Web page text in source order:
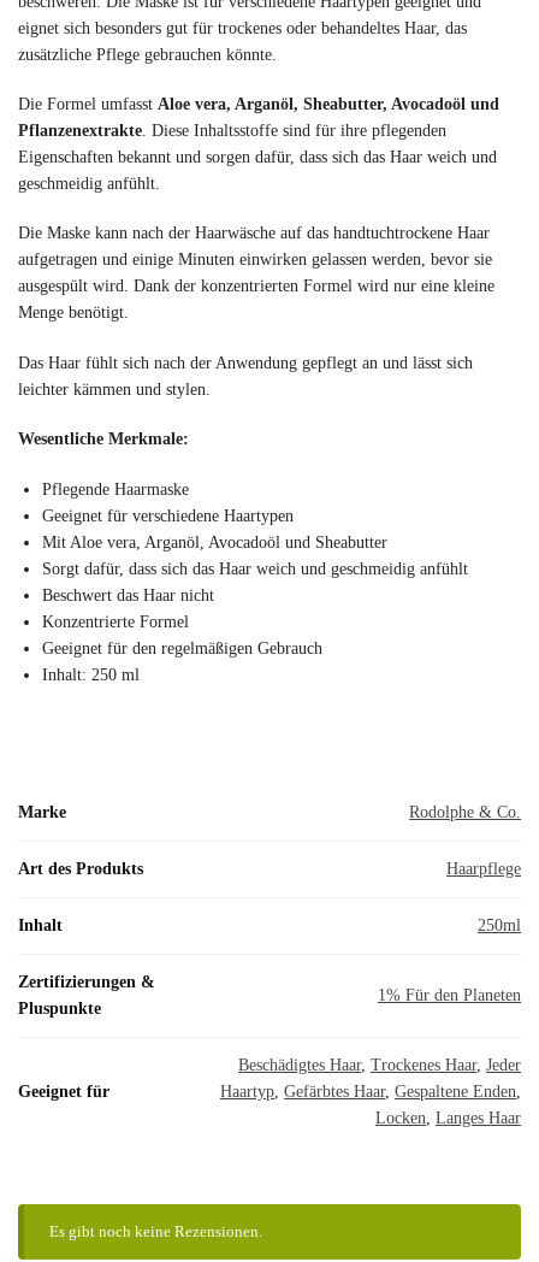
eignet sich besonders gut für trockenes oder behandeltes Haar, das
zusätzliche Pflege gebrauchen könnte.
Die Formel umfasst Aloe vera, Arganöl, Sheabutter, Avocadoöl und
Pflanzenextrakte. Diese Inhaltsstoffe sind für ihre pflegenden
Eigenschaften bekannt und sorgen dafür, dass sich das Haar weich und
geschmeidig anfühlt.
Die Maske kann nach der Haarwäsche auf das handtuchtrockene Haar
aufgetragen und einige Minuten einwirken gelassen werden, bevor sie
ausgespült wird. Dank der konzentrierten Formel wird nur eine kleine
Menge benötigt.
Das Haar fühlt sich nach der Anwendung gepflegt an und lässt sich
leichter kämmen und stylen.
Wesentliche Merkmale:
Pflegende Haarmaske
Geeignet für verschiedene Haartypen
Mit Aloe vera, Arganöl, Avocadoöl und Sheabutter
Sorgt dafür, dass sich das Haar weich und geschmeidig anfühlt
Beschwert das Haar nicht
Konzentrierte Formel
Geeignet für den regelmäßigen Gebrauch
Inhalt: 250 ml
Marke Rodolphe & Co.
Art des Produkts Haarpflege
Inhalt 250ml
Zertifizierungen &
Pluspunkte
1% Für den Planeten
Geeignet für
Beschädigtes Haar, Trockenes Haar, Jeder
Haartyp Gefärbtes Haar, Gespaltene Enden
Locken Langes Haar
Es gibt noch keine Rezensionen.